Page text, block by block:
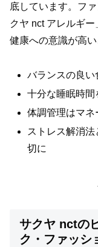
底しています。フ
クヤ nct アレルギ
健康への意識が高い
バランスの良い
十分な睡眠時間
体調管理はマ
ストレス解消
切に
サクヤ nctの
ク・ファッシ